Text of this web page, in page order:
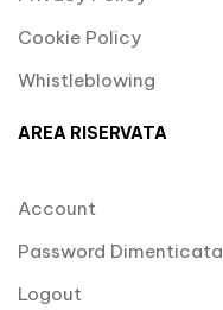
Cookie Policy
Whistleblowing
AREA RISERVATA
Account
Password Dimenticata
Logout